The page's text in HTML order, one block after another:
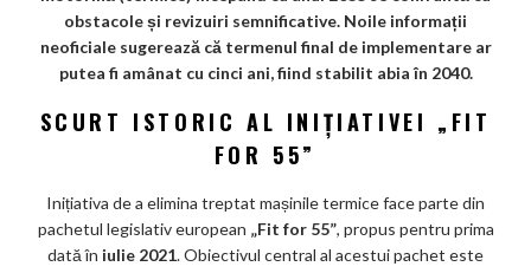
k
m
ar
ks
obstacole și revizuiri semnificative. Noile informații
neoficiale sugerează că termenul final de implementare ar
putea fi amânat cu cinci ani, fiind stabilit abia în 2040.
SCURT ISTORIC AL INIȚIATIVEI „FIT
FOR 55”
Inițiativa de a elimina treptat mașinile termice face parte din
pachetul legislativ european „Fit for 55”, propus pentru prima
dată în iulie 2021. Obiectivul central al acestui pachet este